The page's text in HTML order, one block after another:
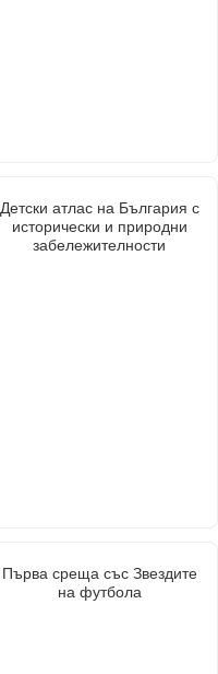
Детски атлас на България с
исторически и природни
забележителности
Първа среща със Звездите
на футбола